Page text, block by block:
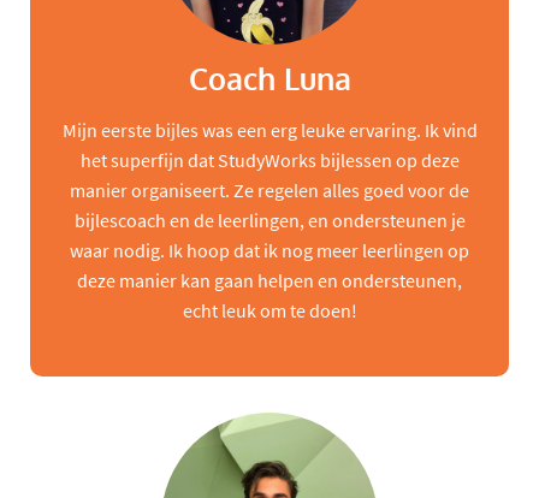
Coach Luna
Mijn eerste bijles was een erg leuke ervaring. Ik vind
het superfijn dat StudyWorks bijlessen op deze
manier organiseert. Ze regelen alles goed voor de
bijlescoach en de leerlingen, en ondersteunen je
waar nodig. Ik hoop dat ik nog meer leerlingen op
deze manier kan gaan helpen en ondersteunen,
echt leuk om te doen!